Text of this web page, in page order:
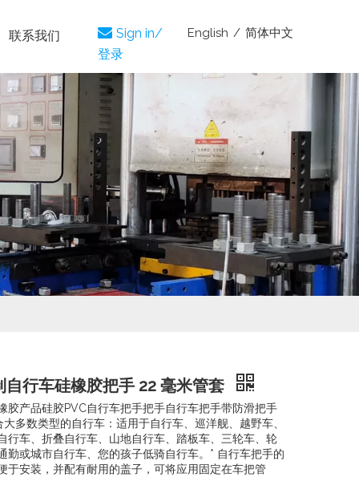
联系我们  Sign in/
登录
English / 简体中文
自行车硅橡胶把手 22 毫米管套
胶产品硅胶PVC自行车把手把手自行车把手带防滑把手
大多数类型的自行车：适用于自行车、巡洋舰、越野车、
行车、折叠自行车、山地自行车、踏板车、三轮车、轮
勤或城市自行车、您的孩子低骑自行车。* 自行车把手的
于安装，并配有耐用的盖子，可将应用固定在车把管